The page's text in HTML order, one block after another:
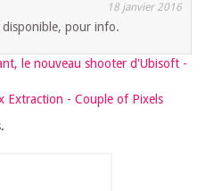
18 janvier 2016
disponible, pour info.
le nouveau shooter d'Ubisoft -
Extraction - Couple of Pixels